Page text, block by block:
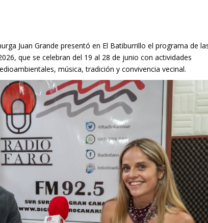
Juan Grande presentó en El Batiburrillo el programa de
que se celebran del 19 al 28 de junio con actividades
música, tradición y convivencia vecinal.